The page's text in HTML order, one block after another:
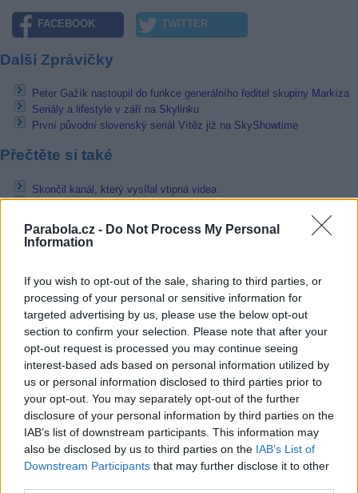
Parabola.cz - Do Not Process My Personal
Information
If you wish to opt-out of the sale, sharing to third parties, or
processing of your personal or sensitive information for
targeted advertising by us, please use the below opt-out
section to confirm your selection. Please note that after your
opt-out request is processed you may continue seeing
interest-based ads based on personal information utilized by
us or personal information disclosed to third parties prior to
your opt-out. You may separately opt-out of the further
disclosure of your personal information by third parties on the
IAB’s list of downstream participants. This information may
also be disclosed by us to third parties on the IAB’s List of
Downstream Participants that may further disclose it to other
FACEBOOK TWITTER
Další Zprávičky
Peter Gažík nastoupil do funkce generálního ředitel skupiny Markíza
Seriály a lifestyle v září na Skylinku
První původní slovenský seriál Vítěz již na SkyShowtime
Přečtěte si také
Skončil kanál, který vysílal vtipná videa
Reklama
Pracovní nabídky
06.08.2026 -Údržbář výrobních linek • mzda 40 000Kč • stravování i
zdarma (Ref. č.: Fau - údr) (Nýřany)
06.08.2026 -Měřící technik - elektro (Okres Prachatice)
06.08.2026 -Hledáme montážní skupiny I jednotlivce pro montáž
výzdoby (Slovenská republika, Maďarsko)
05.08.2026 -Zámečník / Mechanik (Praha - východ)
05.08.2026 - Manažer/ka pro mezinárodní spolupráci (Suchdol, Praha)
... další nabídky zaměstnání
Vybrané články